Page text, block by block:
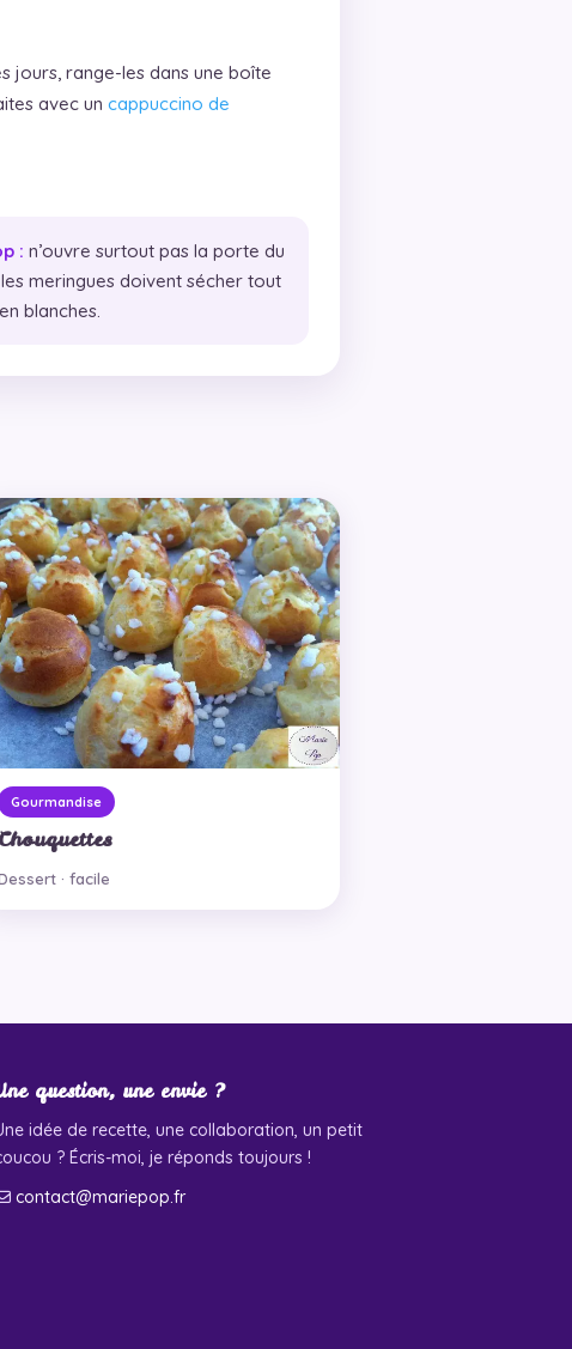
jours, range-les dans une boîte
avec un cappuccino de
: n’ouvre surtout pas la porte du
meringues doivent sécher tout
blanches.
Gourmandise
Chouquettes
· facile
question, une envie ?
idée de recette, une collaboration, un petit
? Écris-moi, je réponds toujours !
contact@mariepop.fr